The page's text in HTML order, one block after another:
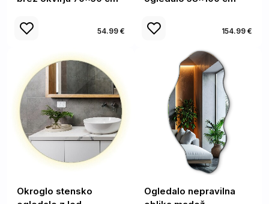
54.99 € 154.99 €
Okroglo stensko
Ogledalo nepravilna